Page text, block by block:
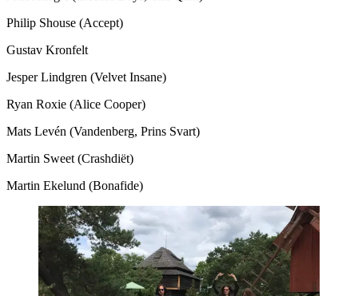
Philip Shouse (Accept)
Gustav Kronfelt
Jesper Lindgren (Velvet Insane)
Ryan Roxie (Alice Cooper)
Mats Levén (Vandenberg, Prins Svart)
Martin Sweet (Crashdiët)
Martin Ekelund (Bonafide)